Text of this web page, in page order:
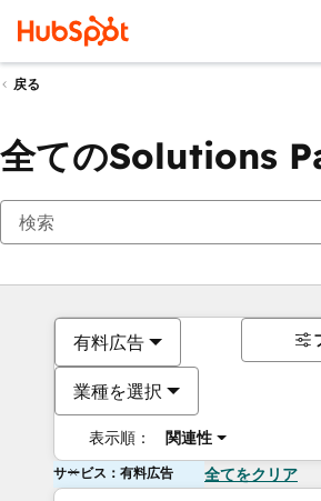
戻る
全てのSolutions
有料広告
業種を選択
表示順： 関連性
サービス：有料広告 全てをクリア